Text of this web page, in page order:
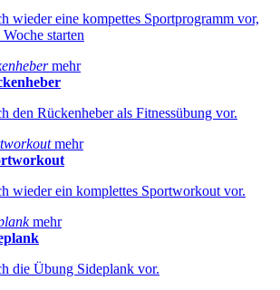
wieder eine kompettes Sportprogramm vor,
starten
mehr
den Rückenheber als Fitnessübung vor.
mehr
wieder ein komplettes Sportworkout vor.
mehr
die Übung Sideplank vor.